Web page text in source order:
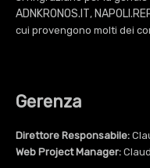
ADNKRONOS.IT,
cui provengono molti dei
Gerenza
Direttore Responsabile:
Web Project Manager: